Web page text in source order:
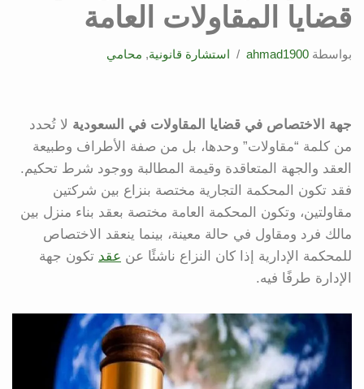
قضايا المقاولات العامة
بواسطة ahmad1900 استشارة قانونية, محامي
جهة الاختصاص في قضايا المقاولات في السعودية لا تُحدد
من كلمة “مقاولات” وحدها، بل من صفة الأطراف وطبيعة
العقد والجهة المتعاقدة وقيمة المطالبة ووجود شرط تحكيم.
فقد تكون المحكمة التجارية مختصة بنزاع بين شركتين
مقاولتين، وتكون المحكمة العامة مختصة بعقد بناء منزل بين
مالك فرد ومقاول في حالة معينة، بينما ينعقد الاختصاص
للمحكمة الإدارية إذا كان النزاع ناشئًا عن عقد تكون جهة
الإدارة طرفًا فيه.